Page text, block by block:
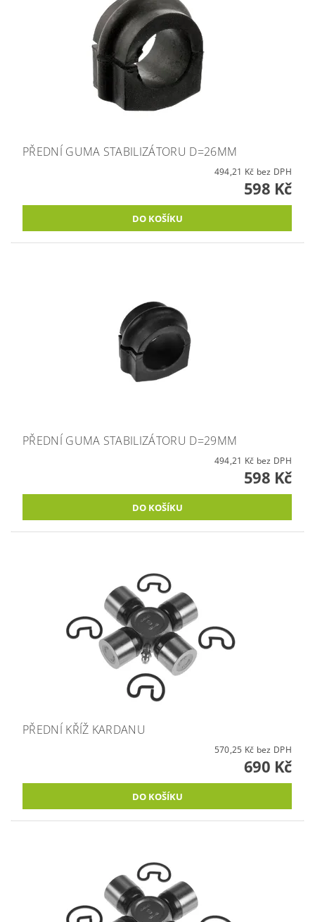
PŘEDNÍ GUMA STABILIZÁTORU D=26MM
494,21 Kč bez DPH
598 Kč
PŘEDNÍ GUMA STABILIZÁTORU D=29MM
494,21 Kč bez DPH
598 Kč
PŘEDNÍ KŘÍŽ KARDANU
570,25 Kč bez DPH
690 Kč